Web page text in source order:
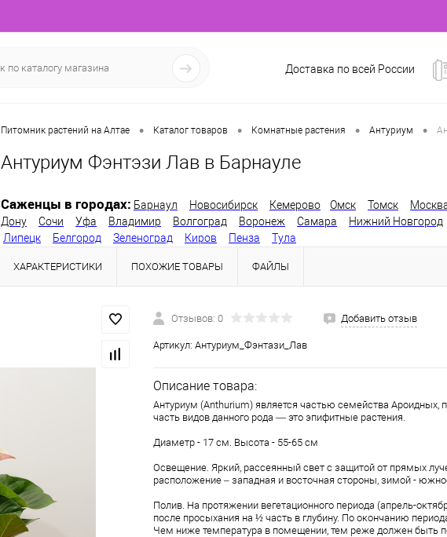
Доставка по всей России
Питомник растений на Алтае • Каталог товаров • Комнатные растения • Антуриум •
Антуриум Фэнтэзи Лав в Барнауле
Саженцы в городах: Барнаул Новосибирск Кемерово Омск Томск
Дону
Сочи Уфа Владимир Волгоград Воронеж Самара Нижний Новгород
Липецк
Белгород Зеленоград Киров Пенза Тула
ХАРАКТЕРИСТИКИ ПОХОЖИЕ ТОВАРЫ ФАЙЛЫ
Отзывов: 0 Добавить отзыв
Артикул: Антуриум_Фэнтази_Лав
Описание товара:
Антуриум (Anthurium) является частью семейства Ароидных,
часть видов данного рода ― это эпифитные растения.
Диаметр - 17 см. Высота - 55-65 см
Освещение. Яркий, рассеянный свет с защитой от прямых
расположение – западная и восточная стороны, зимой -
Полив. На протяжении вегетационного периода (апрель-
после просыхания на ½ часть в глубину. По окончанию
Чем ниже температура в помещении, тем реже должен быть